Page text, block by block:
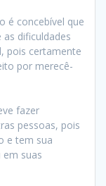
é concebível que
dificuldades
pois certamente
por merecê-
fazer
pessoas, pois
e tem sua
suas